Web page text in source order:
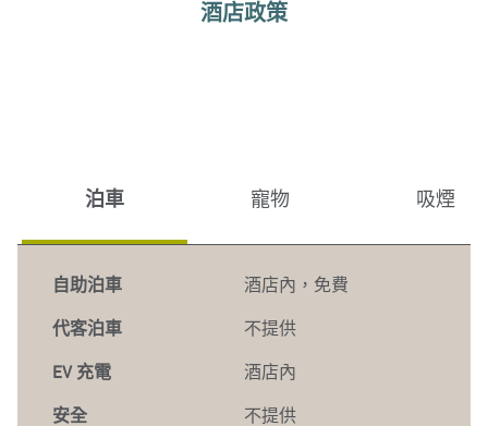
酒店政策
泊車 寵物 吸煙
自助泊車 酒店內 ， 免費
代客泊車 不提供
EV 充電 酒店內
安全 不提供